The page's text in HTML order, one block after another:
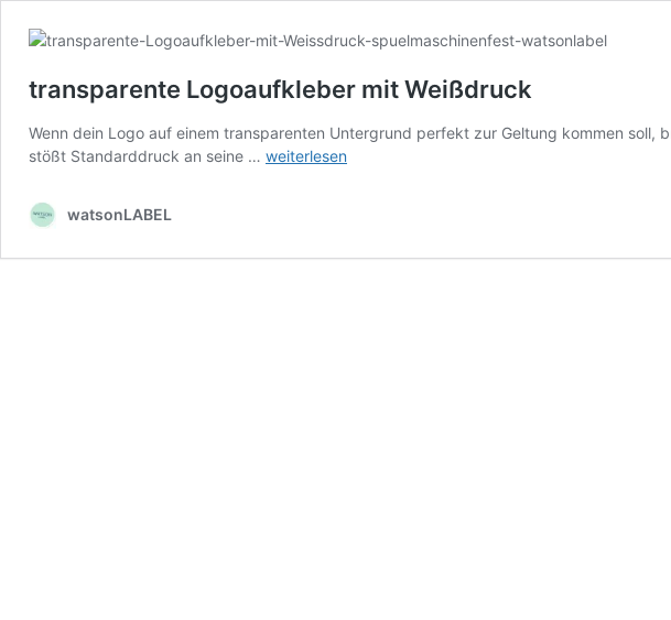
transparente Logoaufkleber mit Weißdruck
Wenn dein Logo auf einem transparenten Untergrund perfekt zur Geltung kommen
stößt Standarddruck an seine … transparente
weiterlesen
watsonLABEL